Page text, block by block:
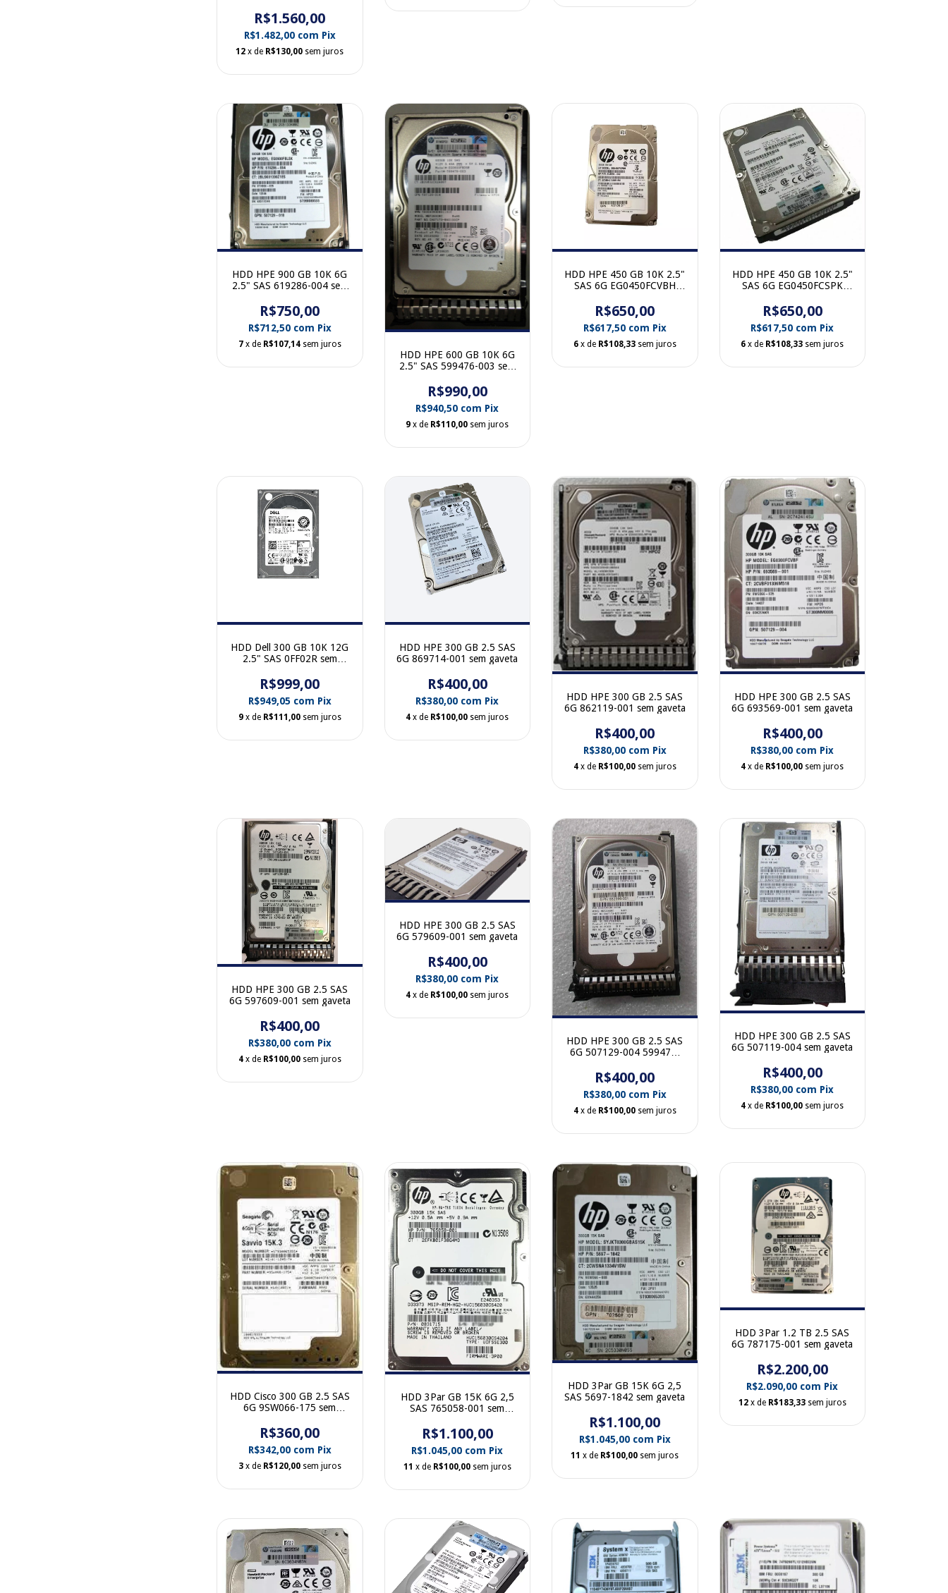
R$1.560,00
R$1.482,00 com Pix
12 x de R$130,00 sem juros
HDD HPE 900 GB 10K 6G
2.5" SAS 619286-004 sem
R$750,00
R$712,50 com Pix
7 x de R$107,14 sem juros
HDD HPE 600 GB 10K 6G
2.5" SAS 599476-003 sem
R$990,00
R$940,50 com Pix
9 x de R$110,00 sem juros
HDD HPE 450 GB 10K 2.5"
SAS 6G EG0450FCVBH
sem gaveta
R$650,00
R$617,50 com Pix
6 x de R$108,33 sem juros
HDD HPE 450 GB 10K 2.5"
SAS 6G EG0450FCSPK
689287-002 sem gaveta
R$650,00
R$617,50 com Pix
6 x de R$108,33 sem juros
HDD Dell 300 GB 10K 12G
2.5" SAS 0FF02R sem
R$999,00
R$949,05 com Pix
9 x de R$111,00 sem juros
HDD HPE 300 GB 2.5 SAS
6G 869714-001 sem gaveta
R$400,00
R$380,00 com Pix
4 x de R$100,00 sem juros
HDD HPE 300 GB 2.5 SAS
6G 862119-001 sem gaveta
R$400,00
R$380,00 com Pix
4 x de R$100,00 sem juros
HDD HPE 300 GB 2.5 SAS
6G 693569-001 sem gaveta
R$400,00
R$380,00 com Pix
4 x de R$100,00 sem juros
HDD HPE 300 GB 2.5 SAS
6G 597609-001 sem gaveta
R$400,00
R$380,00 com Pix
4 x de R$100,00 sem juros
HDD HPE 300 GB 2.5 SAS
6G 579609-001 sem gaveta
R$400,00
R$380,00 com Pix
4 x de R$100,00 sem juros
HDD HPE 300 GB 2.5 SAS
6G 507129-004 599476-
R$400,00
R$380,00 com Pix
4 x de R$100,00 sem juros
HDD HPE 300 GB 2.5 SAS
6G 507119-004 sem gaveta
R$400,00
R$380,00 com Pix
4 x de R$100,00 sem juros
HDD Cisco 300 GB 2.5 SAS
6G 9SW066-175 sem
R$360,00
R$342,00 com Pix
3 x de R$120,00 sem juros
HDD 3Par GB 15K 6G 2,5
SAS 765058-001 sem
R$1.100,00
R$1.045,00 com Pix
11 x de R$100,00 sem juros
HDD 3Par GB 15K 6G 2,5
SAS 5697-1842 sem gaveta
R$1.100,00
R$1.045,00 com Pix
11 x de R$100,00 sem juros
HDD 3Par 1.2 TB 2.5 SAS
6G 787175-001 sem gaveta
R$2.200,00
R$2.090,00 com Pix
12 x de R$183,33 sem juros